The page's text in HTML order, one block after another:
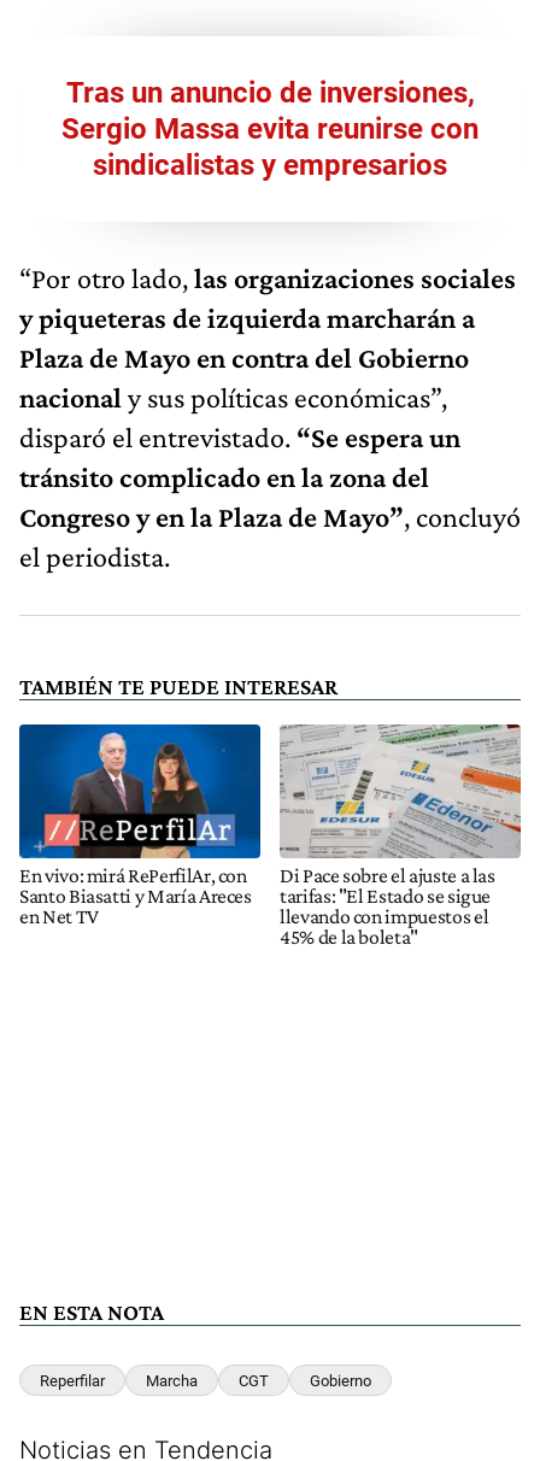
Tras un anuncio de inversiones,
Sergio Massa evita reunirse con
sindicalistas y empresarios
“Por otro lado,las organizaciones sociales
y piqueteras de izquierda marcharán a
Plaza de Mayo en contra del Gobierno
nacional y sus políticas económicas”,
disparó el entrevistado. “Se espera un
tránsito complicado en la zona del
Congreso y en la Plaza de Mayo”, concluyó
el periodista.
TAMBIÉN TE PUEDE INTERESAR
En vivo: mirá RePerfilAr, con
Santo Biasatti y María Areces
en Net TV
Di Pace sobre el ajuste a las
tarifas: "El Estado se sigue
llevando con impuestos el
45% de la boleta"
EN ESTA NOTA
Reperfilar Marcha CGT Gobierno
Noticias en Tendencia